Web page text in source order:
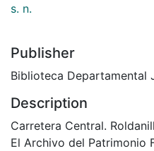
s. n.
Publisher
Biblioteca Departamental
Description
Carretera Central.
El Archivo del Patrimonio